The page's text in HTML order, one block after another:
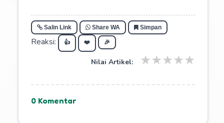
Salin Link Share WA Simpan
Reaksi: 👍 ❤️ 🎉
Nilai Artikel: ★
★
★
★
★
0 Komentar